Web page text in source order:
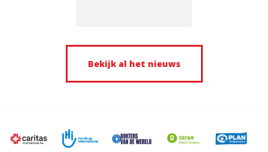
Bekijk al het nieuws